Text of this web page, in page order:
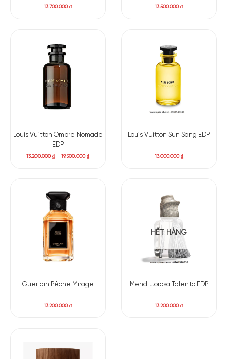
13.700.000₫ 13.500.000₫
Louis Vuitton Ombre Nomade
EDP
13.200.000₫ –19.500.000₫
Louis Vuitton Sun Song EDP
13.000.000₫
Guerlain Pêche Mirage
13.200.000₫
HẾT HÀNG
Mendittorosa Talento EDP
13.200.000₫